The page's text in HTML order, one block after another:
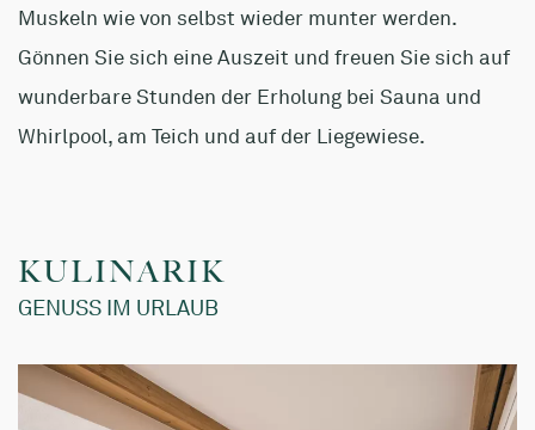
Muskeln wie von selbst wieder munter werden.
Gönnen Sie sich eine Auszeit und freuen Sie sich auf
wunderbare Stunden der Erholung bei Sauna und
Whirlpool, am Teich und auf der Liegewiese.
KULINARIK
GENUSS IM URLAUB